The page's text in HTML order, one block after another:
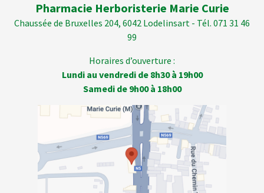
Pharmacie Herboristerie Marie Curie
Chaussée de Bruxelles 204, 6042 Lodelinsart - Tél. 071 31 46
99
Horaires d’ouverture :
Lundi au vendredi de 8h30 à 19h00
Samedi de 9h00 à 18h00